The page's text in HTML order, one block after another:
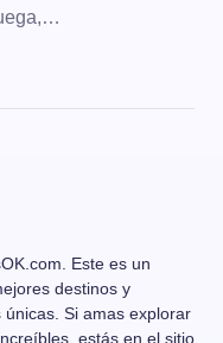
Este es un
destinos y
Si amas explorar
estás en el sitio